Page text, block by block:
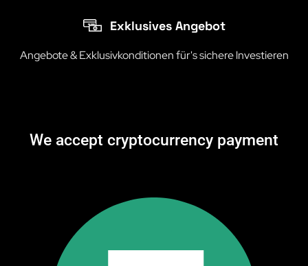
Exklusives Angebot
Angebote & Exklusivkonditionen für's sichere lnvestieren
We accept cryptocurrency payment